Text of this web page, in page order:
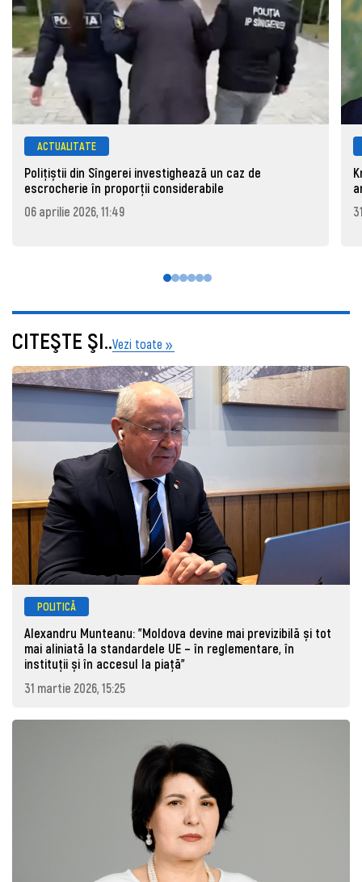
ACTUALITATE
Polițiștii din Sîngerei investighează un caz de
escrocherie în proporții considerabile
06 aprilie 2026, 11:49
CITEŞTE ŞI..Vezi toate
POLITICĂ
Alexandru Munteanu: "Moldova devine mai previzibilă și tot
mai aliniată la standardele UE – în reglementare, în
instituții și în accesul la piață"
31 martie 2026, 15:25